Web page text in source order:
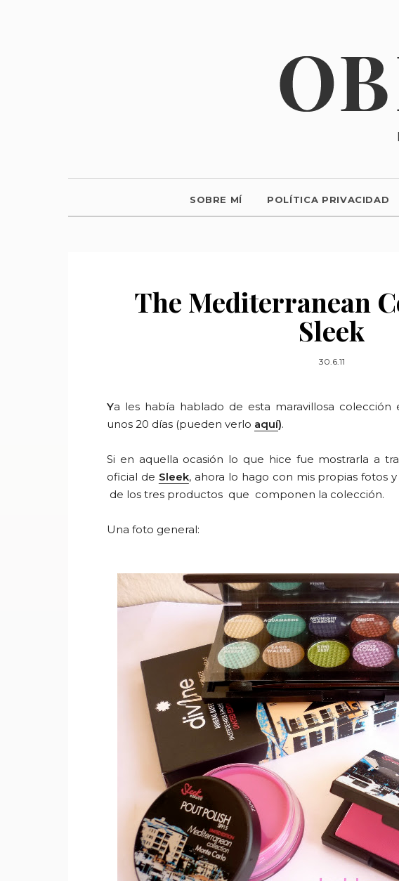
SOBRE MÍ POLÍTICA PRIVACIDAD
The Mediterranean
Sleek
30.6.11
Ya les había hablado de esta maravillosa
unos 20 días (pueden verlo aquí).
Si en aquella ocasión lo que hice fue mostrarla a
oficial de Sleek, ahora lo hago con mis propias fotos
de los tres productos que componen la colección.
Una foto general: